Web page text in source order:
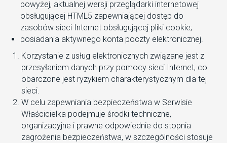
powyżej, aktualnej wersji przeglądarki internetowej
obsługującej HTML5 zapewniającej dostęp do
zasobów sieci Internet obsługującej pliki cookie;
posiadania aktywnego konta poczty elektronicznej.
Korzystanie z usług elektronicznych związane jest z
przesyłaniem danych przy pomocy sieci Internet, co
obarczone jest ryzykiem charakterystycznym dla tej
sieci.
W celu zapewniania bezpieczeństwa w Serwisie
Właścicielka podejmuje środki techniczne,
organizacyjne i prawne odpowiednie do stopnia
zagrożenia bezpieczeństwa, w szczególności stosuje